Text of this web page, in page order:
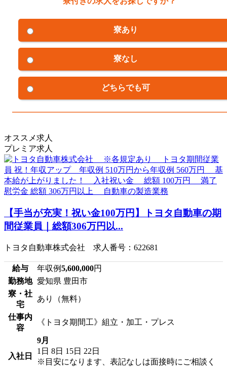
寮あり
寮なし
どちらでも可
オススメ求人
プレミア求人
【手当が充実！祝い金100万円】トヨタ自動車の期
間従業員｜総額306万円以...
トヨタ自動車株式会社 求人番号：622681
給与 年収例5,600,000円
勤務地 愛知県 豊田市
寮・社
宅
あり（無料）
仕事内
容
《トヨタ期間工》組立・加工・プレス
入社日
9月
1日 8日 15日 22日
※目安になります、表記なしは面接時にご相談く